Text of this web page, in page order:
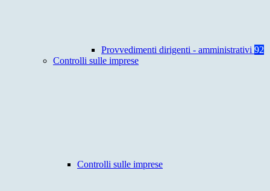
Provvedimenti dirigenti - amministrativi 92
Controlli sulle imprese
Controlli sulle imprese